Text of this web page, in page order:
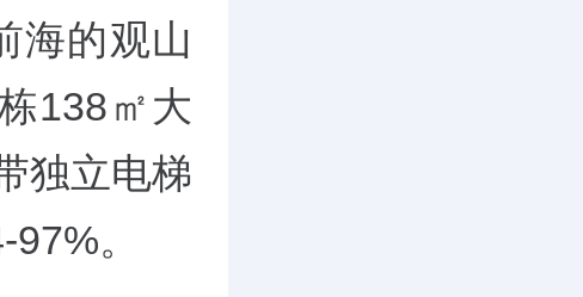
海的观山
138㎡大
独立电梯
。